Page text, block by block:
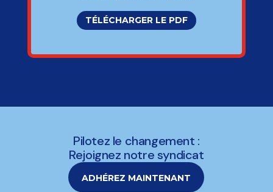
TÉLÉCHARGER LE PDF
Pilotez le changement :
Rejoignez notre syndicat
ADHÉREZ MAINTENANT